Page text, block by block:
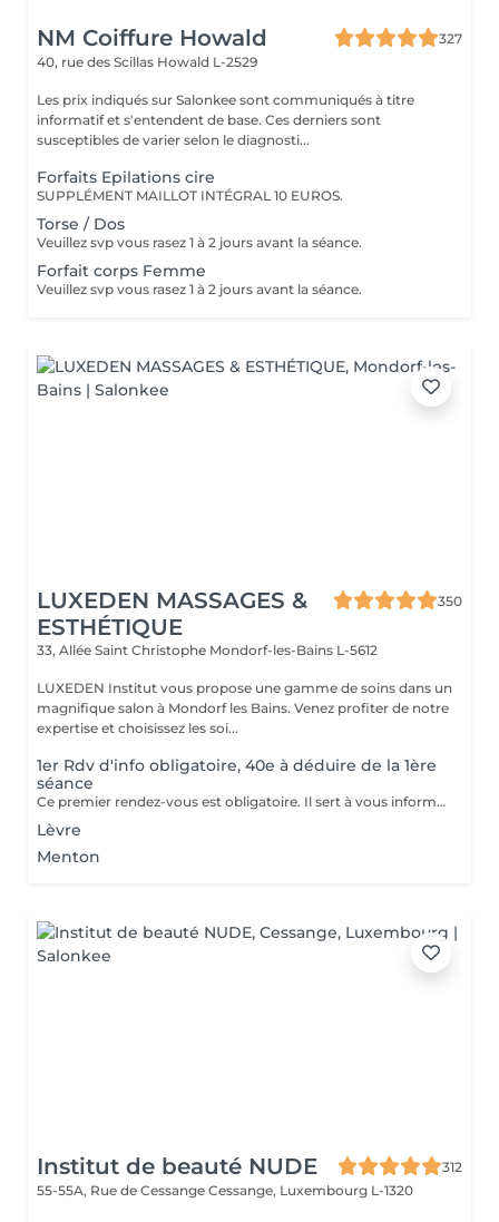
NM Coiffure Howald
327
40, rue des Scillas Howald L-2529
Les prix indiqués sur Salonkee sont communiqués à titre
informatif et s'entendent de base. Ces derniers sont
susceptibles de varier selon le diagnosti...
Forfaits Epilations cire
SUPPLÉMENT MAILLOT INTÉGRAL 10 EUROS.
Torse / Dos
Veuillez svp vous rasez 1 à 2 jours avant la séance.
Forfait corps Femme
Veuillez svp vous rasez 1 à 2 jours avant la séance.
LUXEDEN MASSAGES &
ESTHÉTIQUE
350
33, Allée Saint Christophe Mondorf-les-Bains L-5612
LUXEDEN Institut vous propose une gamme de soins dans un
magnifique salon à Mondorf les Bains. Venez profiter de notre
expertise et choisissez les soi...
1er Rdv d'info obligatoire, 40e à déduire de la 1ère
séance
Ce premier rendez-vous est obligatoire. Il sert à vous informer sur la technique, le traitement, les contre-indications,... Nous vous informons lors de ce rendez-vous ce qu'il faut faire avant, pendant et après le traitement. Un formulaire d'informations et de consentement sera établit.
Lèvre
Menton
Institut de beauté NUDE
312
55-55A, Rue de Cessange Cessange, Luxembourg L-1320